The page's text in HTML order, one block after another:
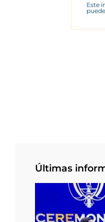
Este
Últimas